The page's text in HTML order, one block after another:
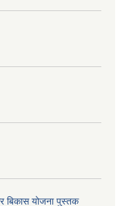
बिकास योजना पुस्तक